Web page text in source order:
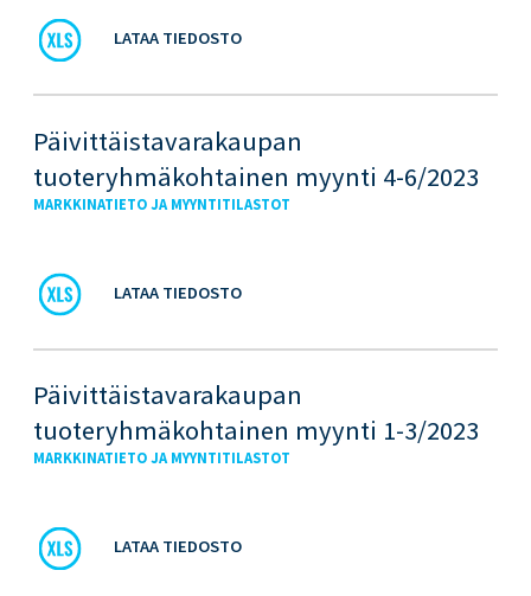
LATAA TIEDOSTO
Päivittäistavarakaupan
tuoteryhmäkohtainen myynti 4-6/2023
MARKKINATIETO JA MYYNTITILASTOT
LATAA TIEDOSTO
Päivittäistavarakaupan
tuoteryhmäkohtainen myynti 1-3/2023
MARKKINATIETO JA MYYNTITILASTOT
LATAA TIEDOSTO